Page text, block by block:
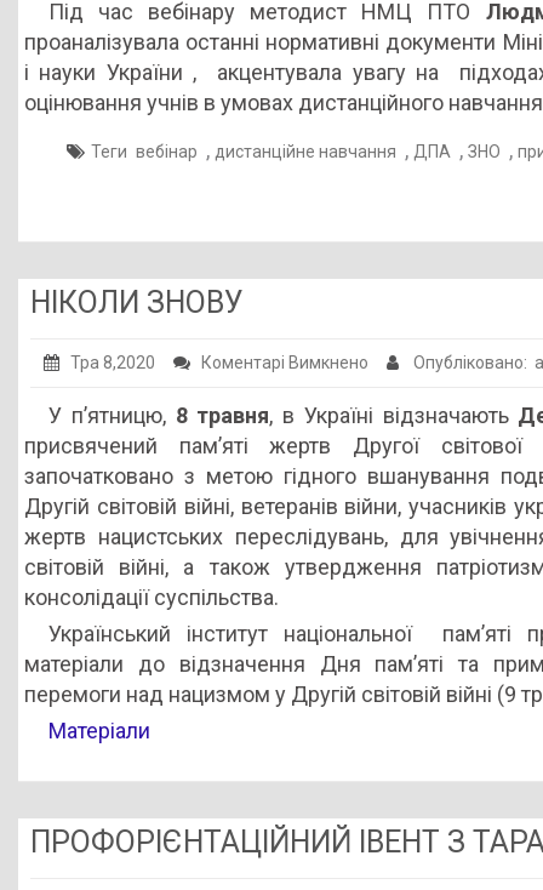
Під час вебінару методист НМЦ ПТО
проаналізувала останні нормативні документи
і науки України , акцентувала увагу на
оцінювання учнів в умовах дистанційного
Теги вебінар , дистанційне навчання , ДПА , ЗНО ,
НІКОЛИ ЗНОВУ
Тра 8,2020 Коментарі Вимкнено до
ЗНОВУ
Опубліковано:
У п’ятницю, 8 травня, в Україні відзначають
присвячений пам’яті жертв Другої
започатковано з метою гідного вшанування
Другій світовій війні, ветеранів війни, учасників
жертв нацистських переслідувань, для
світовій війні, а також утвердження
консолідації суспільства.
Український інститут національної
матеріали до відзначення Дня пам’яті та
перемоги над нацизмом у Другій світовій війні (9
Матеріали
ПРОФОРІЄНТАЦІЙНИЙ ІВЕНТ З